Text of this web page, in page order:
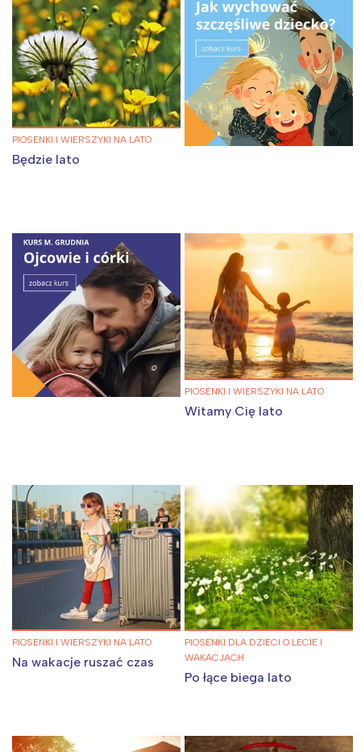
PIOSENKI I WIERSZYKI NA LATO
Będzie lato
PIOSENKI I WIERSZYKI NA LATO
Witamy Cię lato
PIOSENKI I WIERSZYKI NA LATO
Na wakacje ruszać czas
PIOSENKI DLA DZIECI O LECIE I
WAKACJACH
Po łące biega lato
tego regionu:
Warszawa
Łódź
Trójmiasto
Poznań
Wrocław
Śląsk
Kraków
Południe
Północ